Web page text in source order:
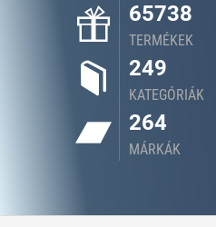
65738
TERMÉKEK
249
KATEGÓRIÁK
264
MÁRKÁK